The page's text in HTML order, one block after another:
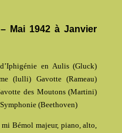
Mai 1942 à Janvier
en Aulis (Gluck)
(lulli) Gavotte (Rameau)
des Moutons (Martini)
(Beethoven)
Bémol majeur, piano, alto,